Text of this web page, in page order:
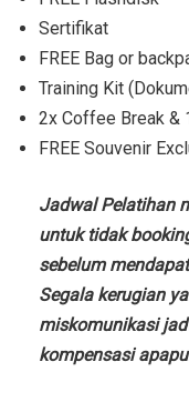
Sertifikat
FREE Bag or
Training Kit
2x Coffee Break &
FREE Souvenir
Jadwal Pelatihan
untuk tidak
sebelum
Segala kerugian
miskomunikasi
kompensasi